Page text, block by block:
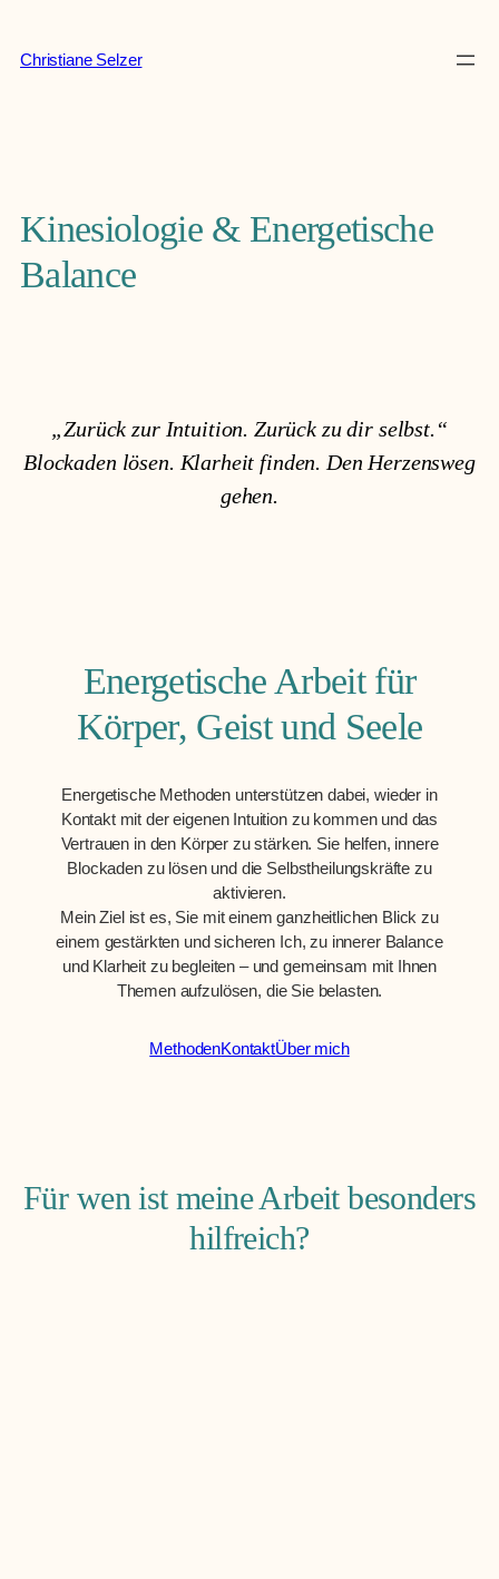
springen
Christiane Selzer
Kinesiologie & Energetische
Balance
„Zurück zur Intuition. Zurück zu dir selbst.“
Blockaden lösen. Klarheit finden. Den Herzensweg
gehen.
Energetische Arbeit für
Körper, Geist und Seele
Energetische Methoden unterstützen dabei, wieder in
Kontakt mit der eigenen Intuition zu kommen und das
Vertrauen in den Körper zu stärken. Sie helfen, innere
Blockaden zu lösen und die Selbstheilungskräfte zu
aktivieren.
Mein Ziel ist es, Sie mit einem ganzheitlichen Blick zu
einem gestärkten und sicheren Ich, zu innerer Balance
und Klarheit zu begleiten – und gemeinsam mit Ihnen
Themen aufzulösen, die Sie belasten.
MethodenKontaktÜber mich
Für wen ist meine Arbeit besonders
hilfreich?